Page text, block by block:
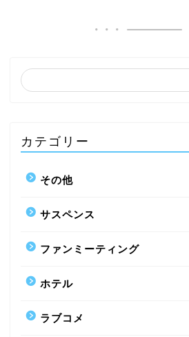
カテゴリー
その他
サスペンス
ファンミーティング
ホテル
ラブコメ